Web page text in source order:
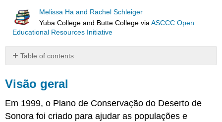
Melissa Ha and Rachel Schleiger
Yuba College and Butte College viaASCCC Open
Educational Resources Initiative
Table of contents
geral
Perguntas
Dados
brutos
Visão geral
Em 1999, o Plano de Conservação do Deserto de
Sonora foi criado para ajudar as populações e